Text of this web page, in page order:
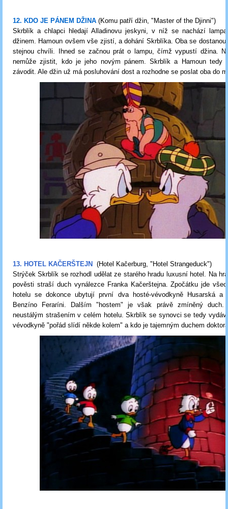
12. KDO JE PÁNEM DŽINA (Komu patří džin, "Master of the Djinni")
Skrblík a chlapci hledají Alladinovu jeskyni, v níž se nachází
džinem. Hamoun ovšem vše zjistí, a dohání Skrblíka. Oba se
stejnou chvíli. Ihned se začnou prát o lampu, čímž vypustí džina.
nemůže zjistit, kdo je jeho novým pánem. Skrblík a Hamoun tedy
závodit. Ale džin už má posluhování dost a rozhodne se poslat oba do
13. HOTEL KAČERŠTEJN (Hotel Kačerburg, "Hotel Strangeduck")
Strýček Skrblík se rozhodl udělat ze starého hradu luxusní hotel. Na
pověsti straší duch vynálezce Franka Kačerštejna. Zpočátku jde
hotelu se dokonce ubytují první dva hosté-vévodkyně Husarská a
Benzíno Feraríni. Dalším "hostem" je však právě zmíněný
neustálým strašením v celém hotelu. Skrblík se synovci se tedy
vévodkyně "pořád slídí někde kolem" a kdo je tajemným duchem